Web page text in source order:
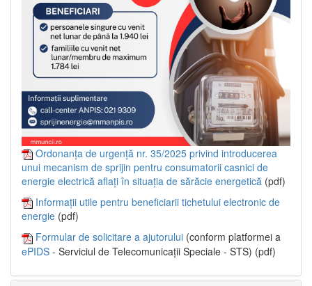
Ordonanța de urgență nr. 35/2025 privind introducerea
unui mecanism de sprijin pentru consumatorii casnici de
energie electrică aflați în situația de sărăcie energetică (pdf)
Informații utile pentru beneficiarii tichetului electronic de
energie (pdf)
Formular de solicitare a ajutorului (conform platformei a
ePIDS - Serviciul de Telecomunicații Speciale - STS) (pdf)